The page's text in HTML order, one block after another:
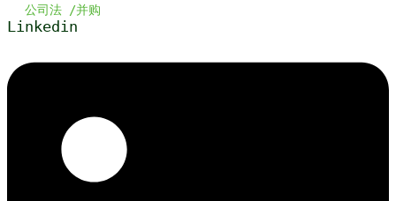
公司法 /并购
Linkedin